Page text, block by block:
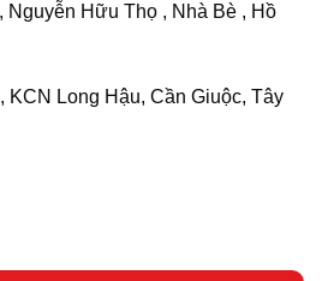
Nguyễn Hữu Thọ , Nhà Bè , Hồ
KCN Long Hậu, Cần Giuộc, Tây
số lượng